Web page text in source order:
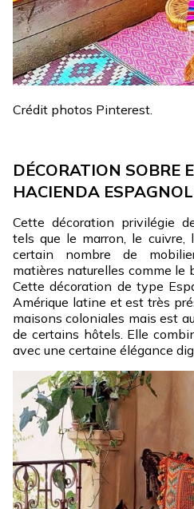
Crédit photos Pinterest.
DÉCORATION SOBRE
HACIENDA
Cette décoration privilégie
tels que le marron, le cuivre,
certain nombre de
matières naturelles comme le
Cette décoration de type
Amérique latine et est très
maisons coloniales mais est
de certains hôtels. Elle
avec une certaine élégance